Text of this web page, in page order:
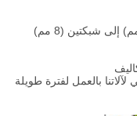
تتراوح أحجام شبكتنا من 500 شبكة (0.025 مم) إلى شبكتين (8 مم)
بالعمل لفترة طويلة